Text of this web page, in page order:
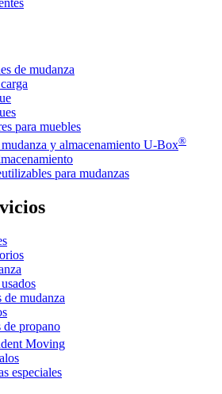
de mudanza
para muebles
y almacenamiento U-Box®
para mudanzas
de mudanza
de propano
Moving
especiales